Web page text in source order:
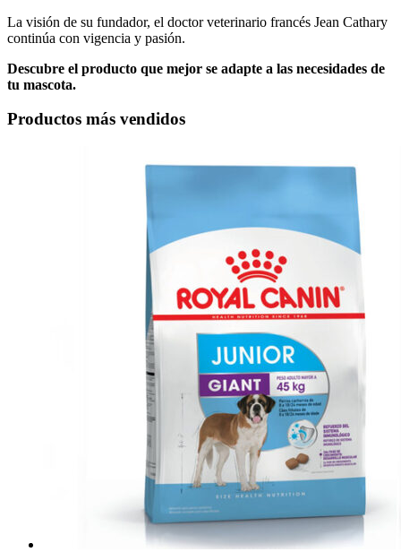
La visión de su fundador, el doctor veterinario francés Jean Cathary
continúa con vigencia y pasión.
Descubre el producto que mejor se adapte a las necesidades de
tu mascota.
Productos más vendidos